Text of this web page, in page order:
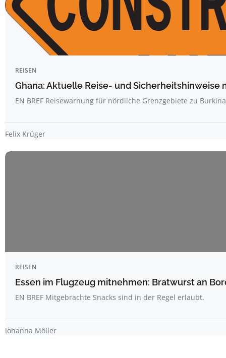
REISEN
Ghana: Aktuelle Reise- und Sicherheitshinweise
EN BREF Reisewarnung für nördliche Grenzgebiete zu
Felix Krüger
REISEN
Essen im Flugzeug mitnehmen: Bratwurst an
EN BREF Mitgebrachte Snacks sind in der Regel erlaubt.
Johanna Möller